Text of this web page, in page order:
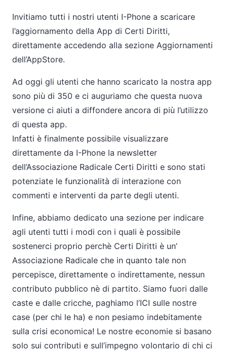
Invitiamo tutti i nostri utenti I-Phone a scaricare
l’aggiornamento della App di Certi Diritti,
direttamente accedendo alla sezione Aggiornamenti
dell’AppStore.
Ad oggi gli utenti che hanno scaricato la nostra app
sono più di 350 e ci auguriamo che questa nuova
versione ci aiuti a diffondere ancora di più l’utilizzo
di questa app.
Infatti è finalmente possibile visualizzare
direttamente da I-Phone la newsletter
dell’Associazione Radicale Certi Diritti e sono stati
potenziate le funzionalità di interazione con
commenti e interventi da parte degli utenti.
Infine, abbiamo dedicato una sezione per indicare
agli utenti tutti i modi con i quali è possibile
sostenerci proprio perchè Certi Diritti è un’
Associazione Radicale che in quanto tale non
percepisce, direttamente o indirettamente, nessun
contributo pubblico nè di partito. Siamo fuori dalle
caste e dalle cricche, paghiamo l’ICI sulle nostre
case (per chi le ha) e non pesiamo indebitamente
sulla crisi economica! Le nostre economie si basano
solo sui contributi e sull’impegno volontario di chi ci